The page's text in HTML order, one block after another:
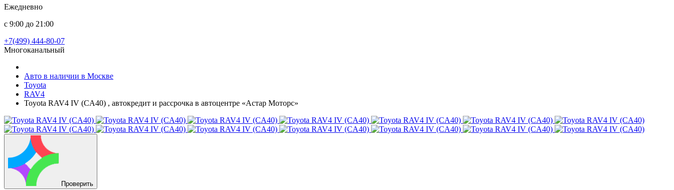
Ежедневно
с 9:00 до 21:00
+7(499) 444-80-07
Многоканальный
Авто в наличии в Москве
Toyota
RAV4
Toyota RAV4 IV (CA40) , автокредит и рассрочка в автоцентре «Астар Моторс»
Проверить